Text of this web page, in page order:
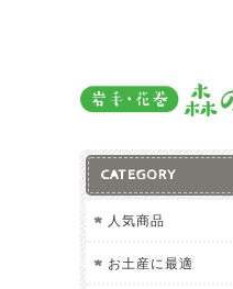
CATEGORY
人気商品
お土産に最適